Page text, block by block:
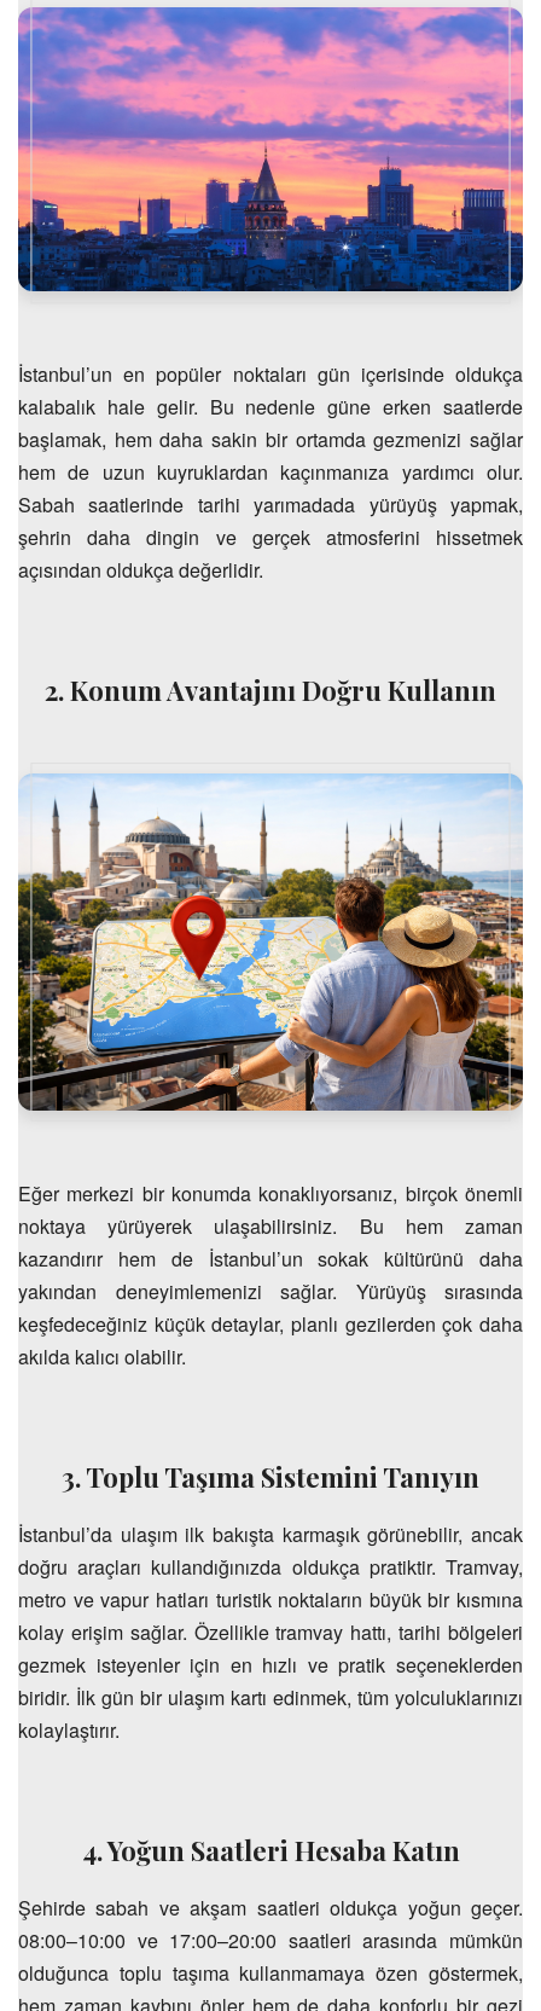
İstanbul’un en popüler noktaları gün içerisinde oldukça
kalabalık hale gelir. Bu nedenle güne erken saatlerde
başlamak, hem daha sakin bir ortamda gezmenizi sağlar
hem de uzun kuyruklardan kaçınmanıza yardımcı olur.
Sabah saatlerinde tarihi yarımadada yürüyüş yapmak,
şehrin daha dingin ve gerçek atmosferini hissetmek
açısından oldukça değerlidir.
2. Konum Avantajını Doğru Kullanın
Eğer merkezi bir konumda konaklıyorsanız, birçok önemli
noktaya yürüyerek ulaşabilirsiniz. Bu hem zaman
kazandırır hem de İstanbul’un sokak kültürünü daha
yakından deneyimlemenizi sağlar. Yürüyüş sırasında
keşfedeceğiniz küçük detaylar, planlı gezilerden çok daha
akılda kalıcı olabilir.
3. Toplu Taşıma Sistemini Tanıyın
İstanbul’da ulaşım ilk bakışta karmaşık görünebilir, ancak
doğru araçları kullandığınızda oldukça pratiktir. Tramvay,
metro ve vapur hatları turistik noktaların büyük bir kısmına
kolay erişim sağlar. Özellikle tramvay hattı, tarihi bölgeleri
gezmek isteyenler için en hızlı ve pratik seçeneklerden
biridir. İlk gün bir ulaşım kartı edinmek, tüm yolculuklarınızı
kolaylaştırır.
4. Yoğun Saatleri Hesaba Katın
Şehirde sabah ve akşam saatleri oldukça yoğun geçer.
08:00–10:00 ve 17:00–20:00 saatleri arasında mümkün
olduğunca toplu taşıma kullanmamaya özen göstermek,
hem zaman kaybını önler hem de daha konforlu bir gezi